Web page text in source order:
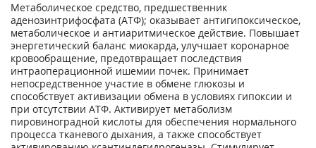
Метаболическое средство, предшественник
аденозинтрифосфата (АТФ); оказывает антигипоксическое,
метаболическое и антиаритмическое действие. Повышает
энергетический баланс миокарда, улучшает коронарное
кровообращение, предотвращает последствия
интраоперационной ишемии почек. Принимает
непосредственное участие в обмене глюкозы и
способствует активизации обмена в условиях гипоксии и
при отсутствии АТФ. Активирует метаболизм
пировиноградной кислоты для обеспечения нормального
процесса тканевого дыхания, а также способствует